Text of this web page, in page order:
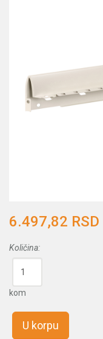
6.497,82 RSD
Količina:
kom
U korpu